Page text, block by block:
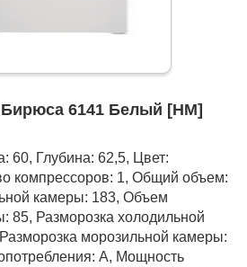
6141 Белый [НМ]
60, Глубина: 62,5, Цвет:
компрессоров: 1, Общий объем:
камеры: 183, Объем
85, Разморозка холодильной
морозильной камеры:
А, Мощность